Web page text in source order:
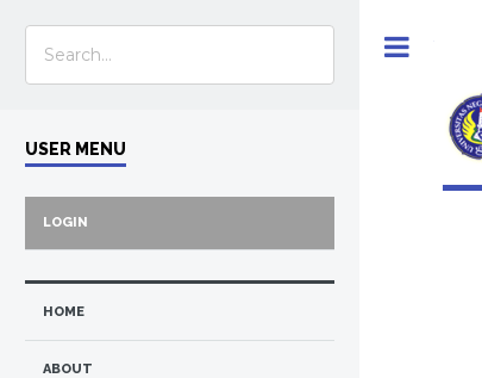
USER MENU
LOGIN
HOME
ABOUT